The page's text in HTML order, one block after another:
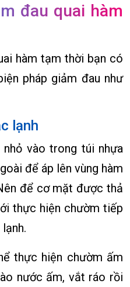
đau quai hàm
hàm tạm thời bạn có
pháp giảm đau như
lạnh
vào trong túi nhựa
để áp lên vùng hàm
để cơ mặt được thả
thực hiện chườm tiếp
thực hiện chườm ấm
nước ấm, vắt ráo rồi